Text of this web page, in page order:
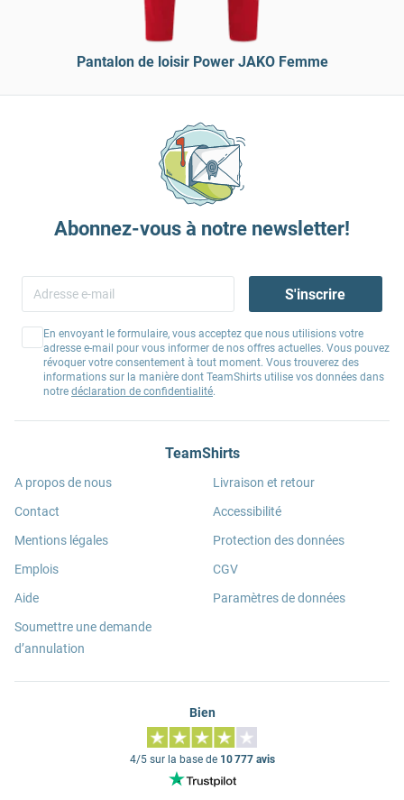
Pantalon de loisir Power JAKO Femme
Abonnez-vous à notre newsletter!
S'inscrire
En envoyant le formulaire, vous acceptez que nous utilisions votre
adresse e-mail pour vous informer de nos offres actuelles. Vous pouvez
révoquer votre consentement à tout moment. Vous trouverez des
informations sur la manière dont TeamShirts utilise vos données dans
notre déclaration de confidentialité.
TeamShirts
A propos de nous
Contact
Mentions légales
Emplois
Aide
Soumettre une demande
d’annulation
Livraison et retour
Accessibilité
Protection des données
CGV
Paramètres de données
Bien
4/5 sur la base de 10 777 avis